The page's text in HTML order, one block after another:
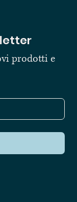
prodotti e